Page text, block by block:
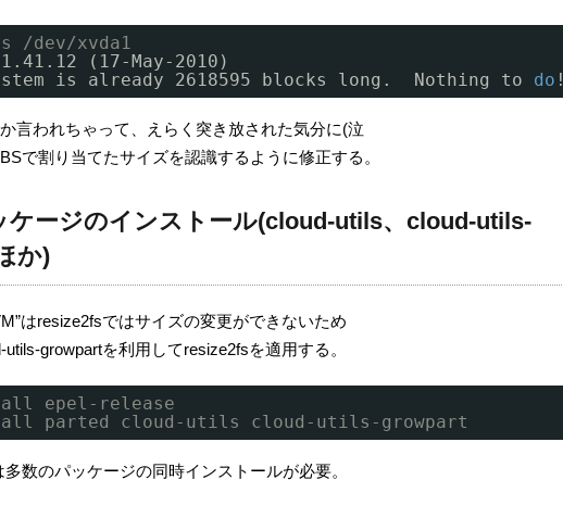
/dev/xvda1
(17-May-2010)
is already 2618595 blocks long.  Nothing to do !
か言われちゃって、えらく突き放された気分に(泣
で割り当てたサイズを認識するように修正する。
ケージのインストール(cloud-utils、cloud-utils-
か)
はresize2fsではサイズの変更ができないため
growpartを利用してresize2fsを適用する。
epel-release
parted cloud-utils cloud-utils-growpart
数のパッケージの同時インストールが必要。